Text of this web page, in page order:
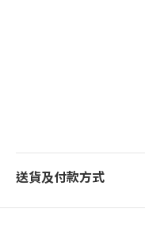
送貨及付款方式